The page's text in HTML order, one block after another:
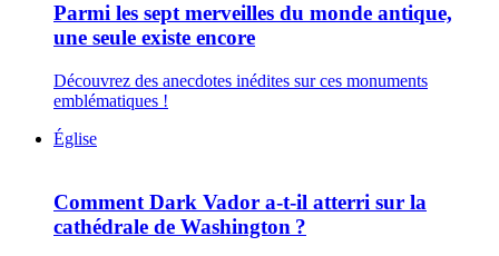
Parmi les sept merveilles du monde antique,
une seule existe encore
Découvrez des anecdotes inédites sur ces monuments
emblématiques !
Église
Comment Dark Vador a-t-il atterri sur la
cathédrale de Washington ?